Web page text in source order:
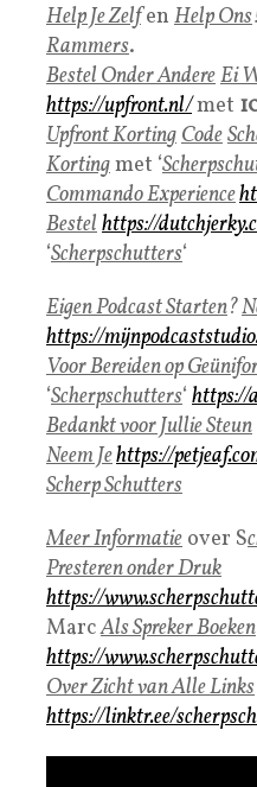
Help Je Zelfen Help Ons
Rammers.
Bestel Onder AndereEi
https://upfront.nl/met
Upfront KortingCode
Kortingmet ‘
Commando Experience
Bestelhttps://
‘Scherpschutters‘
Eigen Podcast Starten?
https://
Voor Bereiden op
‘Scherpschutters‘https://
Bedankt voor Jullie Steun
Neem Jehttps://
Scherp Schutters
Meer Informatie over S
Presteren onder Druk
https://
MarcAls Spreker Boeken
https://
Over Zicht van Alle Links
https://linktr.ee/